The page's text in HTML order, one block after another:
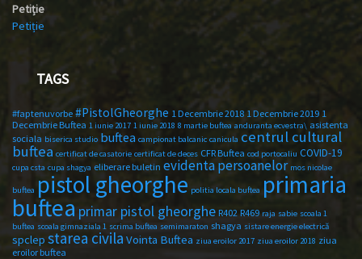
Petiție
Petiție
TAGS
#faptenuvorbe #PistolGheorghe 1 Decembrie 2018 1 Decembrie 2019 1
Decembrie Buftea 1 iunie 2017 1 iunie 2018 8 martie buftea anduranta ecvestra\ asistenta
sociala biserica studio buftea campionat balcanic canicula centrul cultural
buftea certificat de casatorie certificat de deces CFR Buftea cod portocaliu COVID-19
cupa csta cupa shagya eliberare buletin evidenta persoanelor mos nicolae
buftea pistol gheorghe politia locala buftea primaria
buftea primar pistol gheorghe R402 R469 raja sabie scoala 1
buftea scoala gimnaziala 1 scrima buftea semimaraton shagya sistare energie electrică
spclep starea civila Vointa Buftea ziua eroilor 2017 ziua eroilor 2018 ziua
eroilor buftea